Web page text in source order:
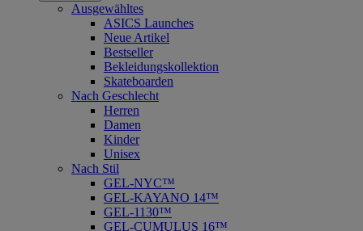
Ausgewähltes
ASICS Launches
Neue Artikel
Bestseller
Bekleidungskollektion
Skateboarden
Nach Geschlecht
Herren
Damen
Kinder
Unisex
Nach Stil
GEL-NYC™
GEL-KAYANO 14™
GEL-1130™
GEL-CUMULUS 16™